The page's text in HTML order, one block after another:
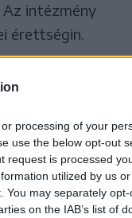
processing of your
use the below opt-out
request is processed
utilized by us
You may separately
on the IAB’s list of
intézmény
érettségin.
eredményt
foglalja el.
10-es